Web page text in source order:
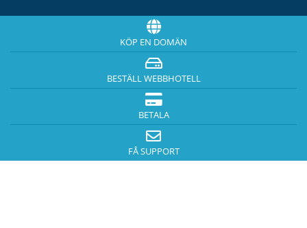
KÖP EN DOMÄN
BESTÄLL WEBBHOTELL
BETALA
FÅ SUPPORT